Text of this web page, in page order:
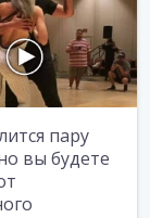
пару
вы будете